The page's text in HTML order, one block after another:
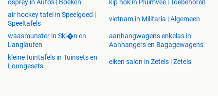
Stuur gerust een bericht bij interesse of voor meer
informatie
osprey in Auto's | Boeken
kip hok in Pluimvee | Toebehoren
air hockey tafel in Speelgoed |
Speeltafels
vietnam in Militaria | Algemeen
waasmunster in Ski�n en
Langlaufen
aanhangwagens enkelas in
Aanhangers en Bagagewagens
kleine tuintafels in Tuinsets en
Loungesets
eiken salon in Zetels | Zetels